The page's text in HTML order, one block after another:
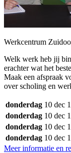
Werkcentrum
Welk werk heb jij
erachter wat het
Maak een afspraak
over scholing en
donderdag 10 dec
donderdag 10 dec
donderdag 10 dec
donderdag 10 dec
Meer informatie en